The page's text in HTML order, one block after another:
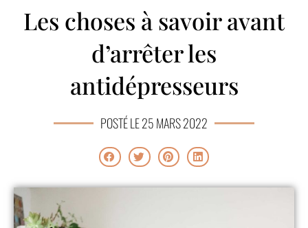
Les choses à savoir avant
d’arrêter les
antidépresseurs
POSTÉ LE 25 MARS 2022